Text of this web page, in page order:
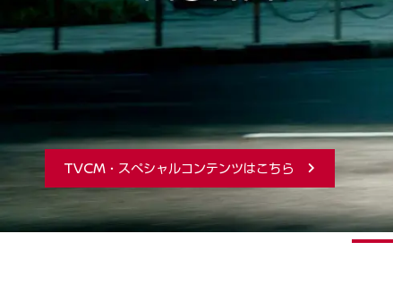
TVCM・スペシャルコンテンツはこちら